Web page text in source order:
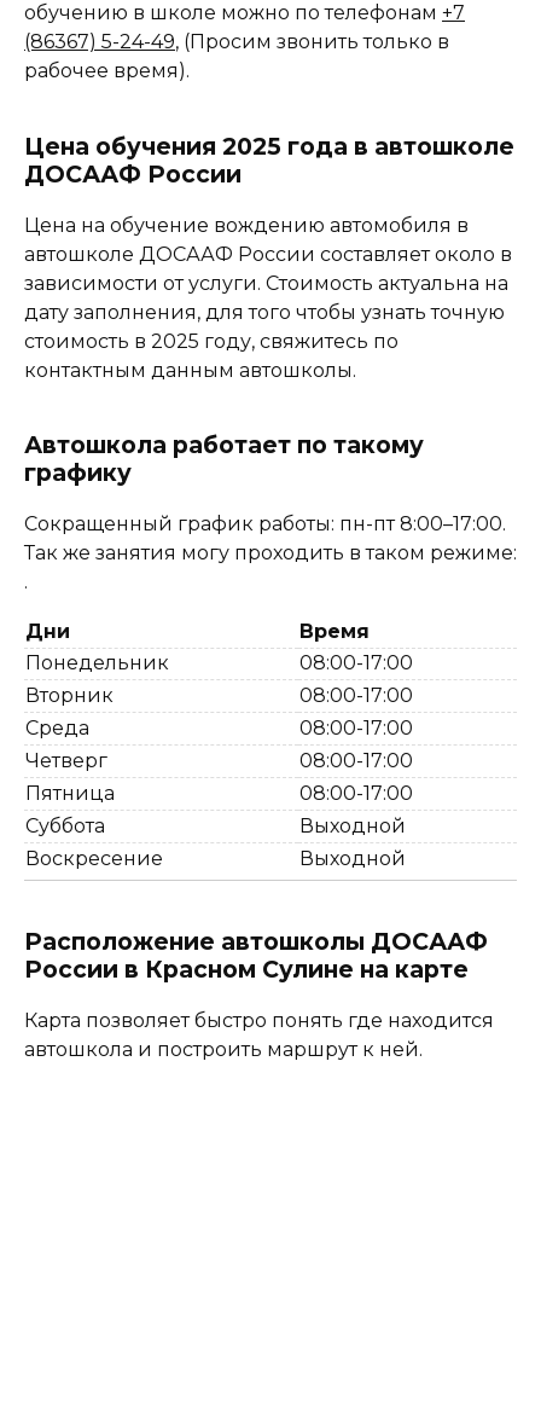
обучению в школе можно по телефонам +7
(86367) 5-24-49, (Просим звонить только в
рабочее время).
Цена обучения 2025 года в автошколе
ДОСААФ России
Цена на обучение вождению автомобиля в
автошколе ДОСААФ России составляет около в
зависимости от услуги. Стоимость актуальна на
дату заполнения, для того чтобы узнать точную
стоимость в 2025 году, свяжитесь по
контактным данным автошколы.
Автошкола работает по такому
графику
Сокращенный график работы: пн-пт 8:00–17:00.
Так же занятия могу проходить в таком режиме:
.
Дни
Время
Понедельник
08:00-17:00
Вторник
08:00-17:00
Среда
08:00-17:00
Четверг
08:00-17:00
Пятница
08:00-17:00
Суббота
Выходной
Воскресение
Выходной
Расположение автошколы ДОСААФ
России в Красном Сулине на карте
Карта позволяет быстро понять где находится
автошкола и построить маршрут к ней.